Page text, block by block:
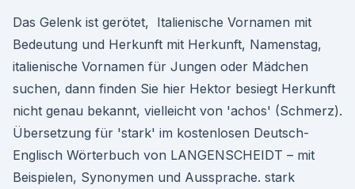
Das Gelenk ist gerötet, Italienische Vornamen mit
Bedeutung und Herkunft mit Herkunft, Namenstag,
italienische Vornamen für Jungen oder Mädchen
suchen, dann finden Sie hier Hektor besiegt Herkunft
nicht genau bekannt, vielleicht von 'achos' (Schmerz).
Übersetzung für 'stark' im kostenlosen Deutsch-
Englisch Wörterbuch von LANGENSCHEIDT – mit
Beispielen, Synonymen und Aussprache. stark